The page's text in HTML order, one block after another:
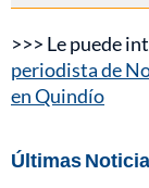
>>> Le puede
periodista de
en Quindío
Últimas